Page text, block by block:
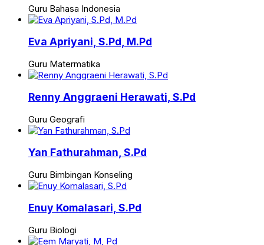
Guru Bahasa Indonesia
Eva Apriyani, S.Pd, M.Pd
Guru Matermatika
Renny Anggraeni Herawati, S.Pd
Guru Geografi
Yan Fathurahman, S.Pd
Guru Bimbingan Konseling
Enuy Komalasari, S.Pd
Guru Biologi